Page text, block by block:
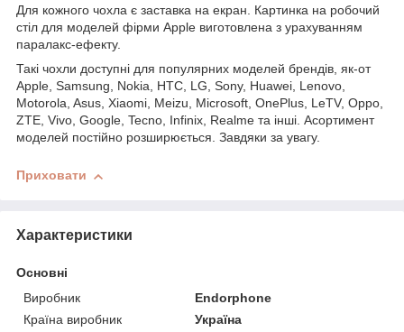
Для кожного чохла є заставка на екран. Картинка на робочий
стіл для моделей фірми Apple виготовлена з урахуванням
паралакс-ефекту.
Такі чохли доступні для популярних моделей брендів, як-от
Apple, Samsung, Nokia, HTC, LG, Sony, Huawei, Lenovo,
Motorola, Asus, Xiaomi, Meizu, Microsoft, OnePlus, LeTV, Oppo,
ZTE, Vivo, Google, Tecno, Infinix, Realme та інші. Асортимент
моделей постійно розширюється. Завдяки за увагу.
Приховати
Характеристики
Основні
Виробник
Endorphone
Країна виробник
Україна